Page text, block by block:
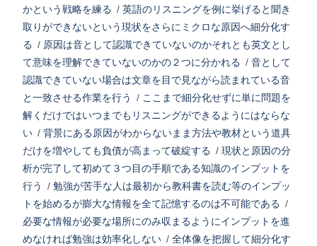
かという戦略を練る / 英語のリスニングを例に挙げると聞き
取りができないという現状をさらにミクロな原因へ細分化す
る / 原因は音として認識できていないのかそれとも英文とし
て意味を理解できていないのかの２つに分かれる / 音として
認識できていない場合は文章を目で見ながら読まれている音
と一致させる作業を行う
/ ここまで細分化せずに単に問題を
解くだけではいつまでもリスニングができるようにはならな
い / 背景にある原因がわからないまま方法や教材という道具
だけを増やしても負債が高まって破綻する / 現状と原因の分
析が完了して初めて３つ目の手順である知識のインプットを
行う
/ 勉強が苦手な人は最初から教科書を読む等のインプッ
トを始めるが膨大な情報を全て記憶するのは不可能である /
必要な情報が必要な場所にのみ収まるようにインプットを進
めなければ勉強は効率化しない / 全体像を把握して細分化す